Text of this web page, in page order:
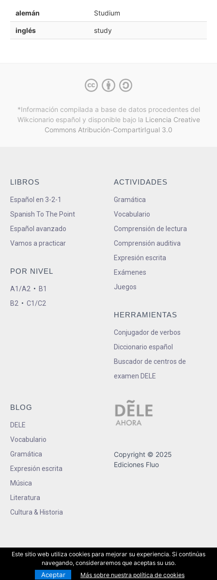
alemán Studium
inglés study
*Información compilada a base de datos procedentes del
Wikcionario español y disponible bajo la Licencia Creative
Commons Atribución-CompartirIgual 3.0
LIBROS
Español en 3-2-1
Spanish To The Point
Español avanzado
Vamos a practicar
POR NIVEL
A1/A2 • B1
B2 • C1/C2
ACTIVIDADES
Gramática
Vocabulario
Comprensión de lectura
Comprensión auditiva
Expresión escrita
Exámenes
Juegos
HERRAMIENTAS
Conjugador de verbos
Diccionario español
Buscador de centros de
examen DELE
BLOG
DELE
Vocabulario
Gramática
Expresión escrita
Música
Literatura
Cultura & Historia
Copyright © 2025
Ediciones Fluo
Este sitio web utiliza cookies para mejorar su experiencia. Si continúas
navegando, consideraremos que aceptas su uso.
Aceptar Más sobre nuestra política de cookies